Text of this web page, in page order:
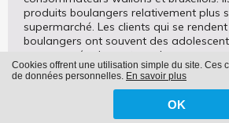
produits boulangers relativement plus
supermarché. Les clients qui se
boulangers ont souvent des
remarque également que les
d’aller chez le boulanger relativement
LISEZ PLUS
Cookies offrent une utilisation simple du site. Ces
de données personnelles. En savoir plus
OK